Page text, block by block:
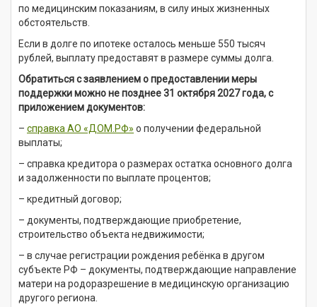
по медицинским показаниям, в силу иных жизненных
обстоятельств.
Если в долге по ипотеке осталось меньше 550 тысяч
рублей, выплату предоставят в размере суммы долга.
Обратиться с заявлением о предоставлении меры
поддержки можно не позднее 31 октября 2027 года, с
приложением документов:
– справка АО «ДОМ.РФ» о получении федеральной
выплаты;
– справка кредитора о размерах остатка основного долга
и задолженности по выплате процентов;
– кредитный договор;
– документы, подтверждающие приобретение,
строительство объекта недвижимости;
– в случае регистрации рождения ребёнка в другом
субъекте РФ – документы, подтверждающие направление
матери на родоразрешение в медицинскую организацию
другого региона.